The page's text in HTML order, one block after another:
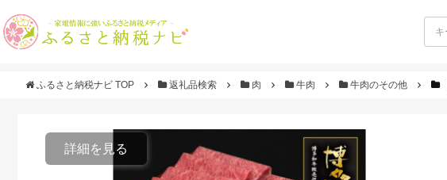
ふるさと納税ナビ TOP 返礼品検索 肉 牛肉 牛肉のその他
詳細を見る